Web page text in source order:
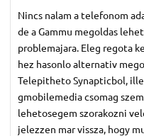
Nincs nalam a telefonom
de a Gammu megoldas
problemajara. Eleg regota
hez hasonlo alternativ
Telepitheto Synapticbol,
gmobilemedia csomag
lehetosegem szorakozni
jelezzen mar vissza, hogy